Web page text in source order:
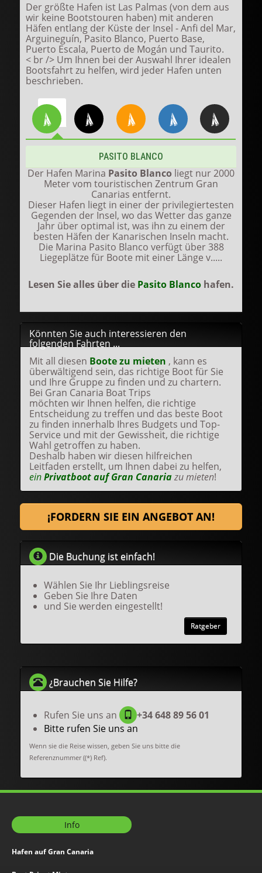
Der größte Hafen ist Las Palmas (von dem aus
wir keine Bootstouren haben) mit anderen
Häfen entlang der Küste der Insel - Anfi del Mar,
Arguineguín, Pasito Blanco, Puerto Base,
Puerto Escala, Puerto de Mogán und Taurito.
< br /> Um Ihnen bei der Auswahl Ihrer idealen
Bootsfahrt zu helfen, wird jeder Hafen unten
beschrieben.
PASITO BLANCO
Der Hafen Marina Pasito Blanco liegt nur 2000
Meter vom touristischen Zentrum Gran
Canarias entfernt.
Dieser Hafen liegt in einer der privilegiertesten
Gegenden der Insel, wo das Wetter das ganze
Jahr über optimal ist, was ihn zu einem der
besten Häfen der Kanarischen Inseln macht.
Die Marina Pasito Blanco verfügt über 388
Liegeplätze für Boote mit einer Länge v.....
Lesen Sie alles über die Pasito Blanco hafen.
Könnten Sie auch interessieren den
folgenden Fahrten ...
Mit all diesen Boote zu mieten , kann es
überwältigend sein, das richtige Boot für Sie
und Ihre Gruppe zu finden und zu chartern.
Bei Gran Canaria Boat Trips
möchten wir Ihnen helfen, die richtige
Entscheidung zu treffen und das beste Boot
zu finden innerhalb Ihres Budgets und Top-
Service und mit der Gewissheit, die richtige
Wahl getroffen zu haben.
Deshalb haben wir diesen hilfreichen
Leitfaden erstellt, um Ihnen dabei zu helfen,
einPrivatboot auf Gran Canariazu mieten!
¡FORDERN SIE EIN ANGEBOT AN!
Die Buchung ist einfach!
Wählen Sie Ihr Lieblingsreise
Geben Sie Ihre Daten
und Sie werden eingestellt!
Ratgeber
¿Brauchen Sie Hilfe?
Rufen Sie uns an
+34 648 89 56 01
Bitte rufen Sie uns an
Wenn sie die Reise wissen, geben Sie uns bitte die
Referenznummer ((*) Ref).
Info
Hafen auf Gran Canaria